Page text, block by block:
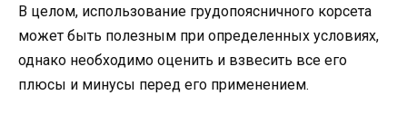
В целом, использование грудопоясничного корсета
может быть полезным при определенных условиях,
однако необходимо оценить и взвесить все его
плюсы и минусы перед его применением.